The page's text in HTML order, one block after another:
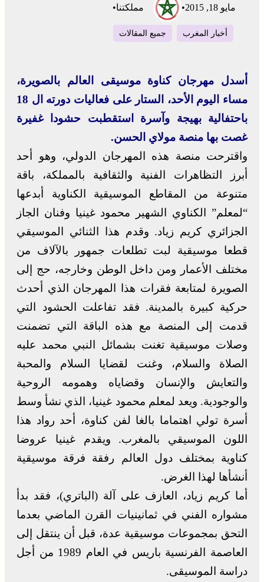
مايو 18, 2015 • مملكتنا•
أخبار المغرب جميع المقالات
أسدل مهرجان كناوة موسيقى العالم بالصويرة،
مساء اليوم الأحد، الستار على فعاليات دورته ال 18
باحتفالية بهيجة وآسرة استقطبت حشودا غفيرة
غصت بها منصة مولاي الحسن.
واقترحت منصة هذه المهرجان الدولي، وهو أحد
أبرز التظاهرات الفنية والثقافية بالمملكة، باقة
متنوعة من المقاطع الموسيقية الكناوية أبدعها
“لمعلم” الكناوي الشهير محمود غينيا وفنان الجاز
الجزائري كريم زياد. وقدم هذا الثنائي الموسيقي
قطعا موسيقية لبت تطلعات جمهور بالآلاف من
مختلف الأعمار ومن داخل الوطن وخارجه، حج إلى
الصويرة لمتابعة فقرات هذا المهرجان الذي أحدث
حركية كبيرة بالمدينة. فقد تفاعلت الحشود التي
قدمت إلى المنصة مع هذه الباقة التي تضمنت
وصلات موسيقية تغنت بشمائل النبي محمد عليه
الصلاة والسلام، وغنت لقضايا السلام والمحبة
والتعايش والإنسان وقضاياه وهمومه الروحية
والوجودية. ويعد لمعلم محمود غينيا، الذي نشأ وسط
أسرة تولي اهتماما بالغا لفن كناوة، أحد رواد هذا
اللون الموسيقي بالمغرب. ويقدم غينيا عروضا
كناوية بمختلف دول العالم رفقة فرقة موسيقية
أنشأها لهذا الغرض.
أما كريم زياد، العازف على آلة (الباتري)، فقد بدأ
مشواره الفني في ثمانينيات القرن الماضي بعدما
التحق بمجموعات موسيقية عدة، قبل أن ينتقل إلى
العاصمة الفرنسية باريس في العام 1989 من أجل
دراسة الموسيقى.